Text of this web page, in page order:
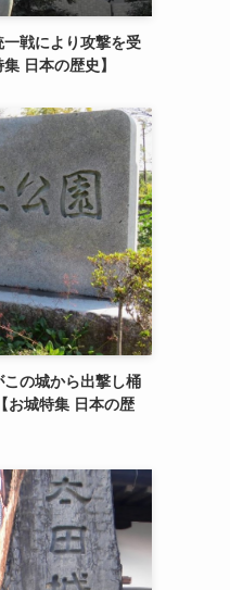
戦により攻撃を受
日本の歴史】
の城から出撃し桶
お城特集 日本の歴